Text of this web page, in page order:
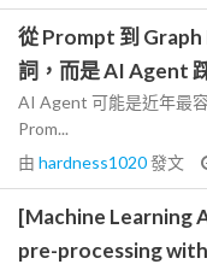
從 Prompt 到
詞，而是 AI Agent
AI Agent 可能是近年最
Prom...
由 hardness1020發文
[Machine Learning
pre-processing